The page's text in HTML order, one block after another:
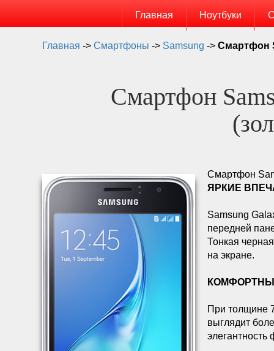
Главная Ноутбуки
Главная -> Смартфоны -> Samsung -> Смартфон
Смартфон
Смартфон
ЯРКИЕ
Samsung
передней
Тонкая
на экране.
При толщине
выглядит